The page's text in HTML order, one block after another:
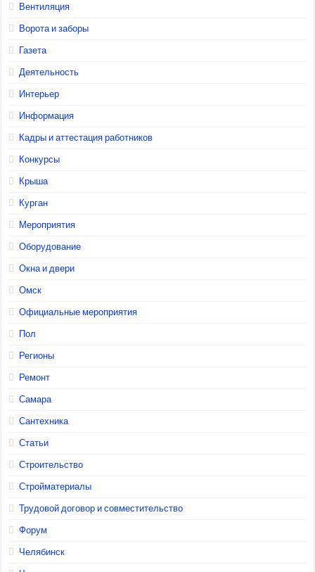
Вентиляция
Ворота и заборы
Газета
Деятельность
Интерьер
Информация
Кадры и аттестация работников
Конкурсы
Крыша
Курган
Мероприятия
Оборудование
Окна и двери
Омск
Официальные мероприятия
Пол
Регионы
Ремонт
Самара
Сантехника
Статьи
Строительство
Стройматериалы
Трудовой договор и совместительство
Форум
Челябинск